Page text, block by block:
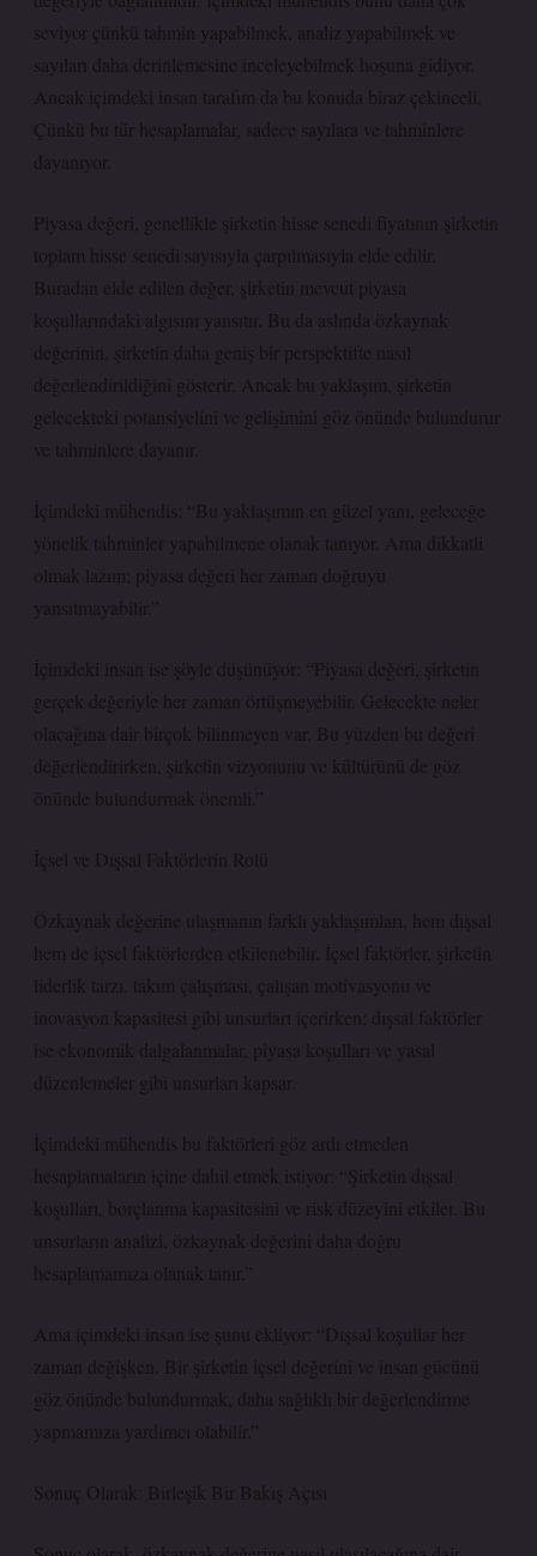
seviyor çünkü tahmin yapabilmek, analiz yapabilmek ve
sayıları daha derinlemesine inceleyebilmek hoşuna gidiyor.
Ancak içimdeki insan tarafım da bu konuda biraz çekinceli.
Çünkü bu tür hesaplamalar, sadece sayılara ve tahminlere
dayanıyor.
Piyasa değeri, genellikle şirketin hisse senedi fiyatının şirketin
toplam hisse senedi sayısıyla çarpılmasıyla elde edilir.
Buradan elde edilen değer, şirketin mevcut piyasa
koşullarındaki algısını yansıtır. Bu da aslında özkaynak
değerinin, şirketin daha geniş bir perspektifte nasıl
değerlendirildiğini gösterir. Ancak bu yaklaşım, şirketin
gelecekteki potansiyelini ve gelişimini göz önünde bulundurur
ve tahminlere dayanır.
İçimdeki mühendis: “Bu yaklaşımın en güzel yanı, geleceğe
yönelik tahminler yapabilmene olanak tanıyor. Ama dikkatli
olmak lazım; piyasa değeri her zaman doğruyu
yansıtmayabilir.”
İçimdeki insan ise şöyle düşünüyor: “Piyasa değeri, şirketin
gerçek değeriyle her zaman örtüşmeyebilir. Gelecekte neler
olacağına dair birçok bilinmeyen var. Bu yüzden bu değeri
değerlendirirken, şirketin vizyonunu ve kültürünü de göz
önünde bulundurmak önemli.”
İçsel ve Dışsal Faktörlerin Rolü
Özkaynak değerine ulaşmanın farklı yaklaşımları, hem dışsal
hem de içsel faktörlerden etkilenebilir. İçsel faktörler, şirketin
liderlik tarzı, takım çalışması, çalışan motivasyonu ve
inovasyon kapasitesi gibi unsurları içerirken; dışsal faktörler
ise ekonomik dalgalanmalar, piyasa koşulları ve yasal
düzenlemeler gibi unsurları kapsar.
İçimdeki mühendis bu faktörleri göz ardı etmeden
hesaplamaların içine dahil etmek istiyor: “Şirketin dışsal
koşulları, borçlanma kapasitesini ve risk düzeyini etkiler. Bu
unsurların analizi, özkaynak değerini daha doğru
hesaplamamıza olanak tanır.”
Ama içimdeki insan ise şunu ekliyor: “Dışsal koşullar her
zaman değişken. Bir şirketin içsel değerini ve insan gücünü
göz önünde bulundurmak, daha sağlıklı bir değerlendirme
yapmamıza yardımcı olabilir.”
Sonuç Olarak: Birleşik Bir Bakış Açısı